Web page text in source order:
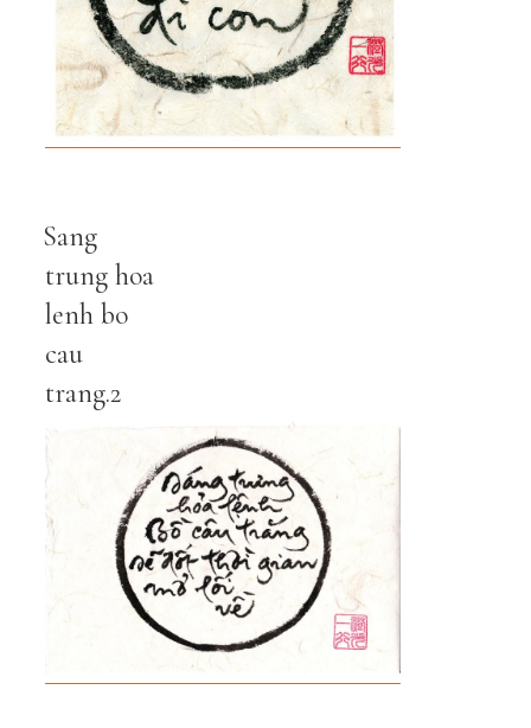
Sang
trung hoa
lenh bo
cau
trang.2